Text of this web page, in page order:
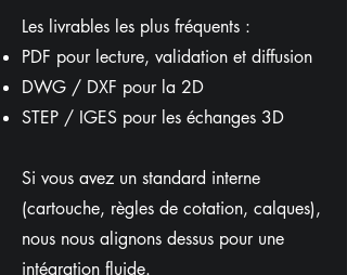
Les livrables les plus fréquents :
PDF pour lecture, validation et diffusion
DWG / DXF pour la 2D
STEP / IGES pour les échanges 3D
Si vous avez un standard interne
(cartouche, règles de cotation, calques),
nous nous alignons dessus pour une
intégration fluide.